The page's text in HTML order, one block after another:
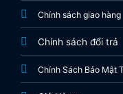
Chính sách giao hàng
Chính sách đổi trả
Chính Sách Bảo Mật